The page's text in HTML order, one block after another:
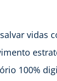
vidas
100%